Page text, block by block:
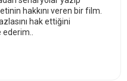
hakkını veren bir film.
hak ettiğini
ederim..